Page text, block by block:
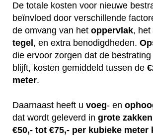
De totale kosten voor nieuwe
beïnvloed door verschillende
de omvang van het oppervlak, het
tegel , en extra benodigdheden.
die ervoor zorgen dat de
blijft, kosten gemiddeld tussen de
meter.
Daarnaast heeft u voeg- en
dat wordt geleverd in grote zakken
€50,- tot €75,- per kubieke meter